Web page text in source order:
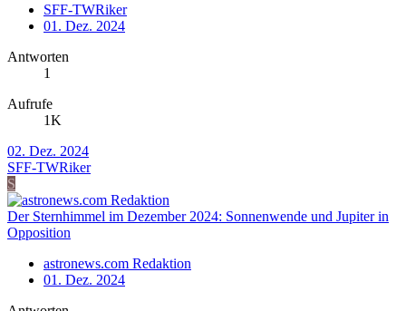
SFF-TWRiker
01. Dez. 2024
Antworten
1
Aufrufe
1K
02. Dez. 2024
SFF-TWRiker
S
Der Sternhimmel im Dezember 2024: Sonnenwende und Jupiter in
Opposition
astronews.com Redaktion
01. Dez. 2024